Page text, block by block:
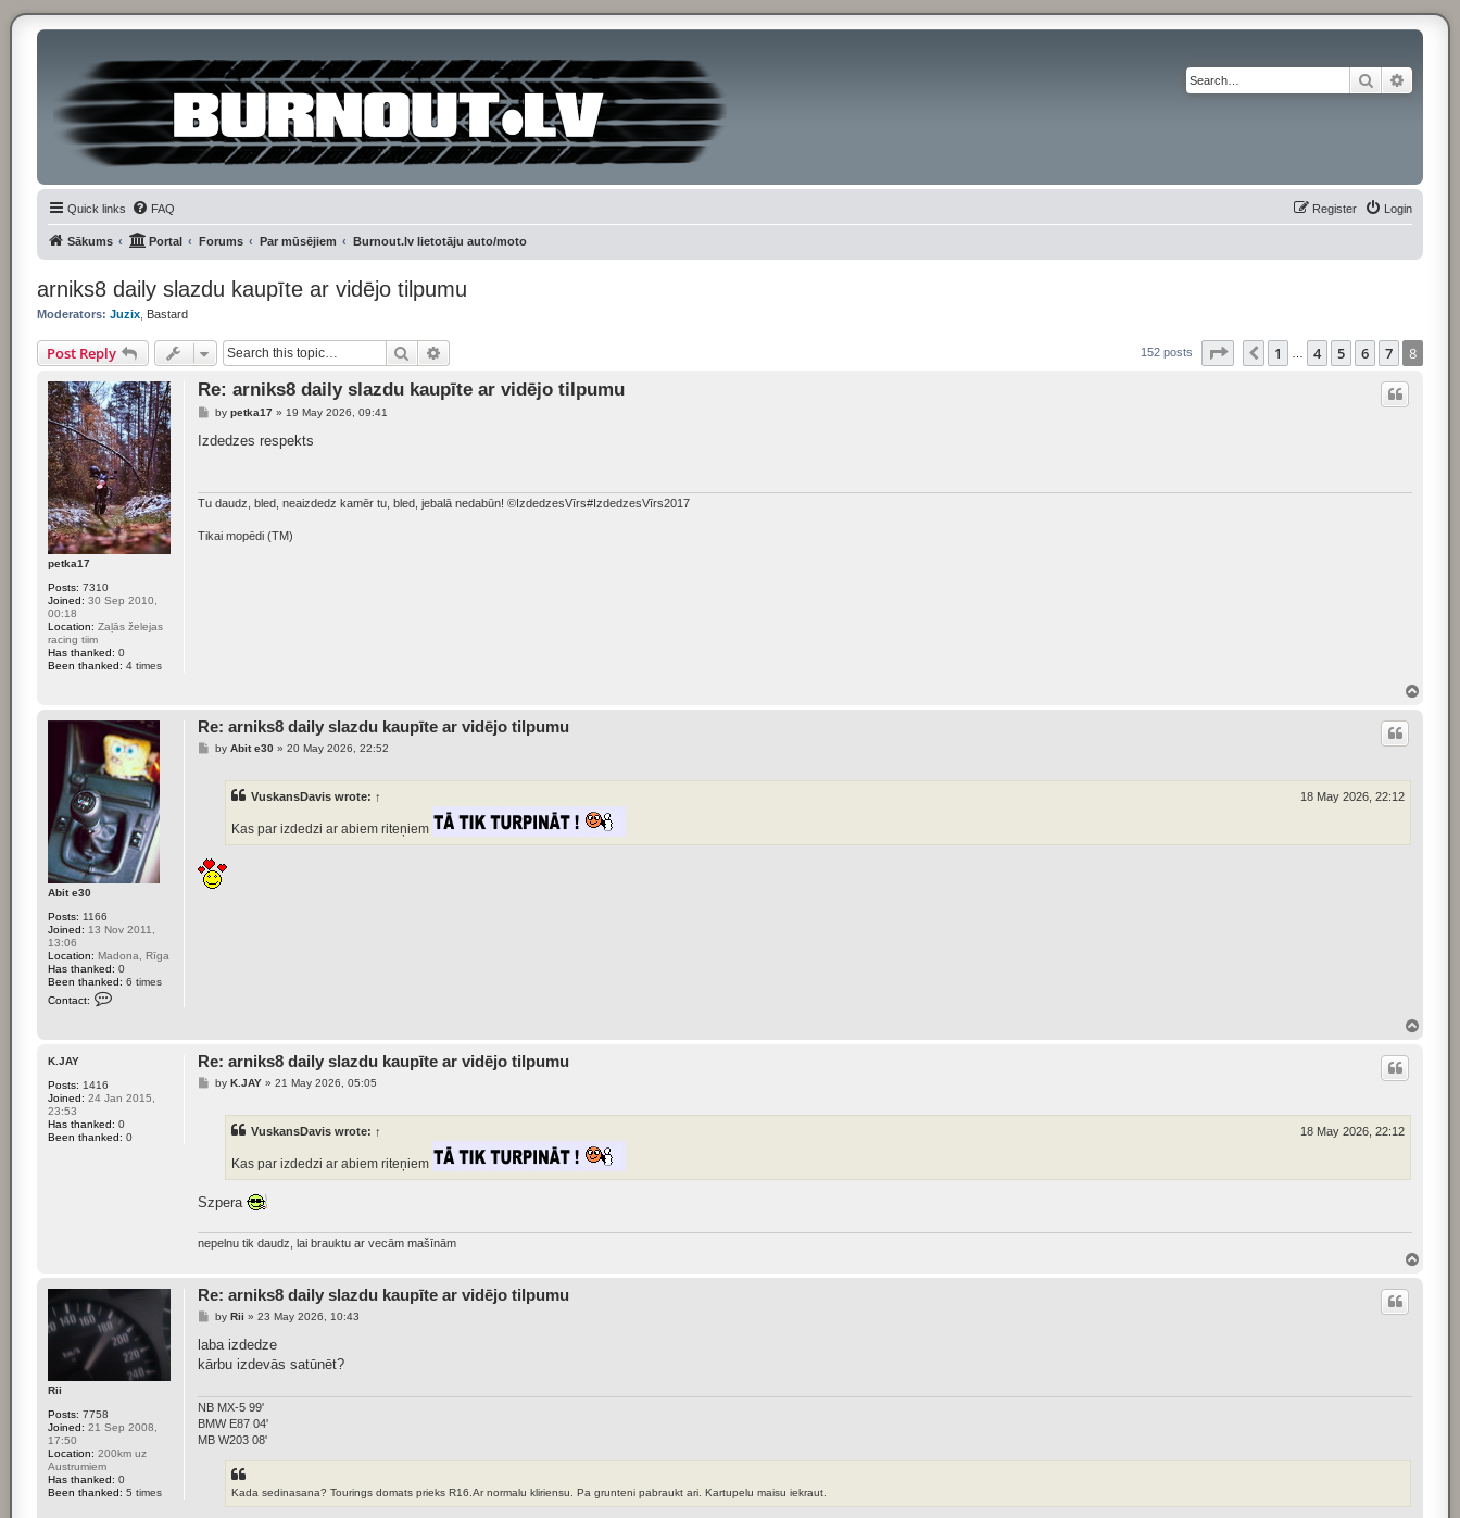
Search
Quick links FAQ Login
Register
Sākums Portal Forums Par mūsējiem Burnout.lv lietotāju auto/moto
arniks8 daily slazdu kaupīte ar vidējo tilpumu
Moderators: Juzix, Bastard
Post Reply Search 152 posts Page of
Previous
1 4 5 6 7 8
petka17
Posts: 7310
Joined: 30 Sep 2010,
00:18
Location: Zaļās želejas
racing tiim
Has thanked: 0
Been thanked: 4 times
Re: arniks8 daily slazdu kaupīte ar vidējo tilpumu
P
s
by petka17» 19 May 2026, 09:41
Izdedzes respekts
Tu daudz, bled, neaizdedz kamēr tu, bled, jebalā nedabūn! ©IzdedzesVīrs#IzdedzesVīrs2017
Tikai mopēdi (TM)
Abit e30
Posts: 1166
Joined: 13 Nov 2011,
13:06
Location: Madona, Rīga
Has thanked: 0
Been thanked: 6 times
Contact:
b
e
Re: arniks8 daily slazdu kaupīte ar vidējo tilpumu
Pby Abit e30» 20 May 2026, 22:52
VuskansDaviswrote: ↑ 18 May 2026, 22:12
Kas par izdedzi ar abiem riteņiem
K.JAY
Posts: 1416
Joined: 24 Jan 2015,
23:53
Has thanked: 0
Been thanked: 0
Re: arniks8 daily slazdu kaupīte ar vidējo tilpumu
Pby K.JAY» 21 May 2026, 05:05
VuskansDaviswrote: ↑ 18 May 2026, 22:12
Kas par izdedzi ar abiem riteņiem
Szpera
nepelnu tik daudz, lai brauktu ar vecām mašīnām
Rii
Posts: 7758
Joined: 21 Sep 2008,
17:50
Location: 200km uz
Austrumiem
Has thanked: 0
Been thanked: 5 times
Re: arniks8 daily slazdu kaupīte ar vidējo tilpumu
P
s
by Rii » 23 May 2026, 10:43
laba izdedze
kārbu izdevās satūnēt?
NB MX-5 99'
BMW E87 04'
MB W203 08'
Kada sedinasana? Tourings domats prieks R16.Ar normalu kliriensu. Pa grunteni pabraukt ari. Kartupelu maisu iekraut.